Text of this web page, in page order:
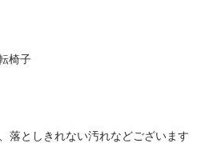
椅子
落としきれない汚れなどございます